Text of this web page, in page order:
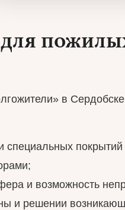
в
и возможность
и решении